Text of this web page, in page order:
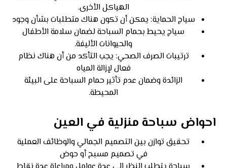
الهياكل الأخرى.
سياج الحماية: يمكن أن تكون هناك متطلبات بشأن وجود
سياج يحيط بحمام السباحة لضمان سلامة الأطفال
والحيوانات الأليفة.
ترتيبات الصرف الصحي: يجب التأكد من أن هناك نظام
فعال لإزالة المياه
الزائدة وضمان عدم تأثير حمام السباحة على البيئة
المحيطة.
احواض سباحة منزلية في العين
تحقيق توازن بين التصميم الجمالي والوظائف العملية
في تصميم مسبح أو حوض